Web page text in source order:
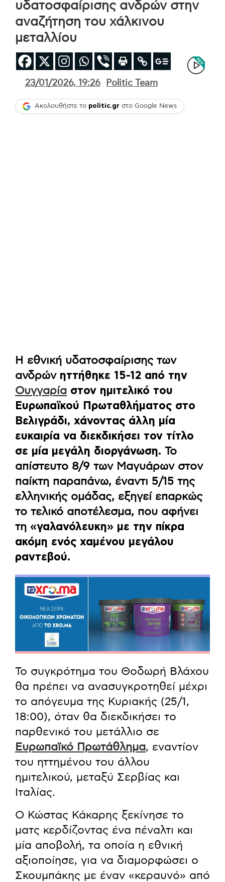
υδατοσφαίρισης ανδρών στην
αναζήτηση του χάλκινου
μεταλλίου
23/01/2026, 19:26 Politic Team
Ακολουθήστε το politic.gr στο Google News
Η εθνική υδατοσφαίρισης των
ανδρών ηττήθηκε 15-12 από την
Ουγγαρία στον ημιτελικό του
Ευρωπαϊκού Πρωταθλήματος στο
Βελιγράδι, χάνοντας άλλη μία
ευκαιρία να διεκδικήσει τον τίτλο
σε μία μεγάλη διοργάνωση. Το
απίστευτο 8/9 των Μαγυάρων στον
παίκτη παραπάνω, έναντι 5/15 της
ελληνικής ομάδας, εξηγεί επαρκώς
το τελικό αποτέλεσμα, που αφήνει
τη «γαλανόλευκη» με την πίκρα
ακόμη ενός χαμένου μεγάλου
ραντεβού.
Το συγκρότημα του Θοδωρή Βλάχου
θα πρέπει να ανασυγκροτηθεί μέχρι
το απόγευμα της Κυριακής (25/1,
18:00), όταν θα διεκδικήσει το
παρθενικό του μετάλλιο σε
Ευρωπαϊκό Πρωτάθλημα, εναντίον
του ηττημένου του άλλου
ημιτελικού, μεταξύ Σερβίας και
Ιταλίας.
Ο Κώστας Κάκαρης ξεκίνησε το
ματς κερδίζοντας ένα πέναλτι και
μία αποβολή, τα οποία η εθνική
αξιοποίησε, για να διαμορφώσει ο
Σκουμπάκης με έναν «κεραυνό» από